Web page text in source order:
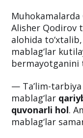
Muhokamalarda
Alisher Qodirov
alohida
mablag‘lar
bermayotganini
— Ta’lim-
mablag‘lar
quvonarli hol.
mablag‘lar